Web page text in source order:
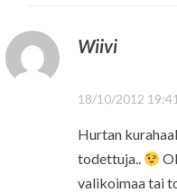
Wiivi
18/10/2012 19:41
Hurtan
todettuja..
valikoimaa tai